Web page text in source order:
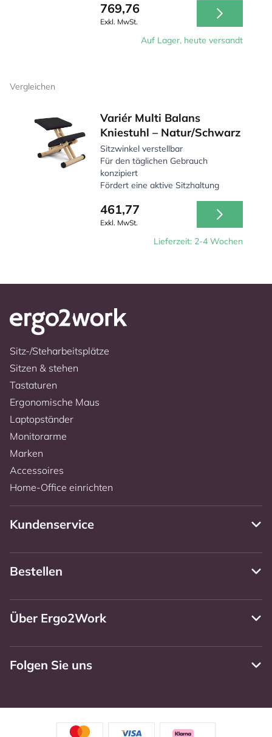
769,76
Exkl. MwSt.
Auf Lager, heute versandt
Vergleichen
Variér Multi Balans
Kniestuhl – Natur/Schwarz
Sitzwinkel verstellbar
Für den täglichen Gebrauch
konzipiert
Fördert eine aktive Sitzhaltung
461,77
Exkl. MwSt.
Lieferzeit: 2-4 Wochen
Sitz-/Steharbeitsplätze
Sitzen & stehen
Tastaturen
Ergonomische Maus
Laptopständer
Monitorarme
Marken
Accessoires
Home-Office einrichten
Kundenservice
Bestellen
Über Ergo2Work
Folgen Sie uns